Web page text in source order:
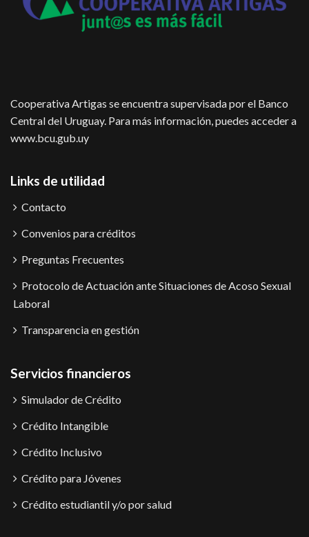
Cooperativa Artigas se encuentra supervisada por el Banco
Central del Uruguay. Para más información, puedes acceder a
www.bcu.gub.uy
Links de utilidad
Contacto
Convenios para créditos
Preguntas Frecuentes
Protocolo de Actuación ante Situaciones de Acoso Sexual
Laboral
Transparencia en gestión
Servicios financieros
Simulador de Crédito
Crédito Intangible
Crédito Inclusivo
Crédito para Jóvenes
Crédito estudiantil y/o por salud